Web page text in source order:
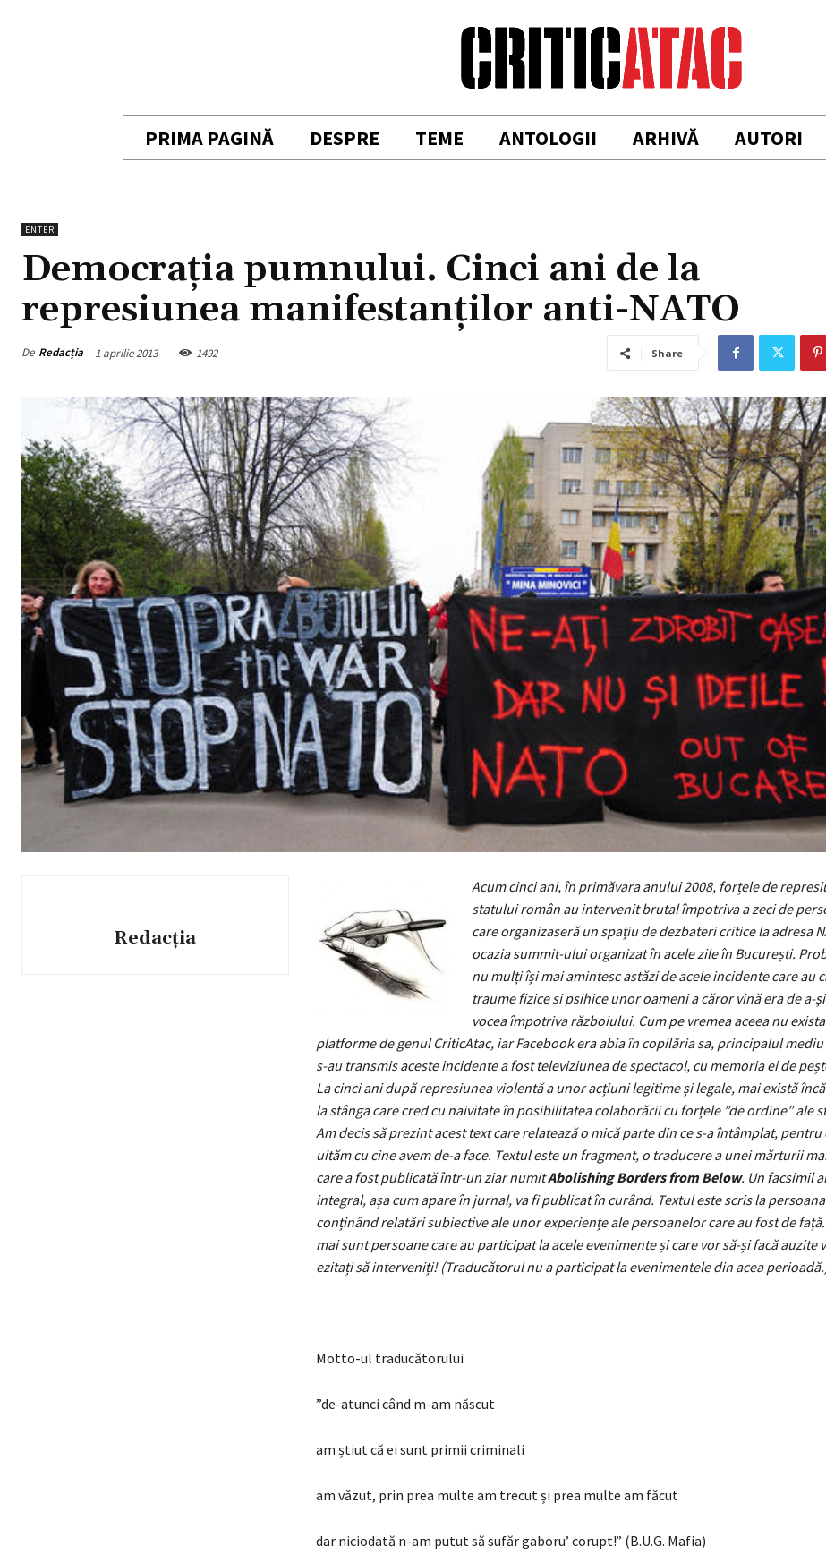
PRIMA PAGINĂ DESPRE TEME ANTOLOGII ARHIVĂ AUTORI
ENTER
Democrația pumnului. Cinci ani de la
represiunea manifestanților anti-NATO
De Redacția 1 aprilie 2013 1492 Share
Redacția
Acum cinci ani, în primăvara anului 2008, forțele de
statului român au intervenit brutal împotriva a zeci de
care organizaseră un spațiu de dezbateri critice la adresa
ocazia summit-ului organizat în acele zile în București.
nu mulți își mai amintesc astăzi de acele incidente care au
traume fizice si psihice unor oameni a căror vină era de a-
vocea împotriva războiului. Cum pe vremea aceea nu
platforme de genul CriticAtac, iar Facebook era abia în copilăria sa, principalul mediu
s-au transmis aceste incidente a fost televiziunea de spectacol, cu memoria ei de
La cinci ani după represiunea violentă a unor acțiuni legitime și legale, mai există
la stânga care cred cu naivitate în posibilitatea colaborării cu forțele ”de ordine” ale
Am decis să prezint acest text care relatează o mică parte din ce s-a întâmplat, pentru
uităm cu cine avem de-a face. Textul este un fragment, o traducere a unei mărturii
care a fost publicată într-un ziar numitAbolishing Borders from Below. Un facsimil
integral, așa cum apare în jurnal, va fi publicat în curând. Textul este scris la
conținând relatări subiective ale unor experiențe ale persoanelor care au fost de față.
mai sunt persoane care au participat la acele evenimente și care vor să-și facă auzite
ezitați să interveniți! (Traducătorul nu a participat la evenimentele din acea
Motto-ul traducătorului
”de-atunci când m-am născut
am știut că ei sunt primii criminali
am văzut, prin prea multe am trecut și prea multe am făcut
dar niciodată n-am putut să sufăr gaboru’ corupt!” (B.U.G. Mafia)